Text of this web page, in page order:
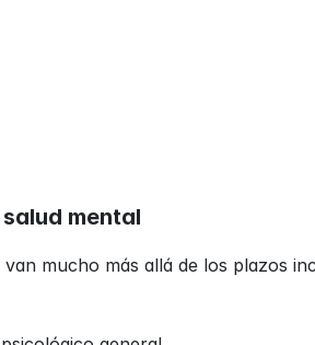
mental
mucho más allá de los plazos